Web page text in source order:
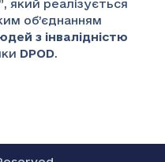
”, який реалізується
об’єднанням
з інвалідністю
DPOD.